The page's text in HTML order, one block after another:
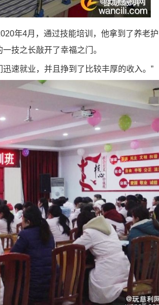
年4月，通过技能培训，他拿到了养老护
技之长敲开了幸福之门。
速就业，并且挣到了比较丰厚的收入。”